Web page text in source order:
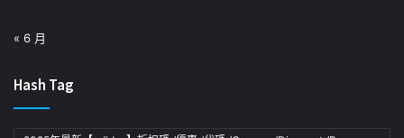
« 6 月
Hash Tag